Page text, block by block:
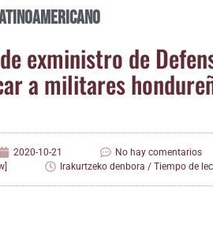
exmi­nis­tro de
a mili­ta­res
2020-10-21
No hay comentarios
Irakurtzeko denbora / Tiempo de